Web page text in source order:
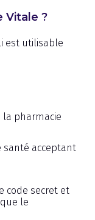
Vitale ?
est utilisable
la pharmacie
santé acceptant
code secret et
le